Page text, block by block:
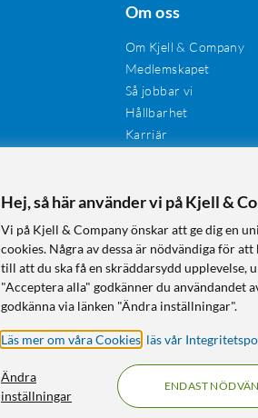
Om oss
Om Kjell & Company
Medlemskapet
Så jobbar vi
Hållbarhet
Karriär
Tillgänglighet
KUNSKAP OCH
Hej, så här använder vi på Kjell &
Vi på Kjell & Company önskar att ge dig en
cookies. Några av dessa är nödvändiga för
till att du ska få en skräddarsydd upplevelse,
"Acceptera alla" godkänner du användandet
godkänna via länken "Ändra inställningar".
Läs mer om våra Cookies läs vår
Ändra
inställningar
ENDAST